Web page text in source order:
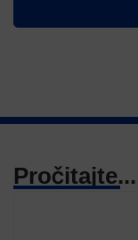
Pročitajte...